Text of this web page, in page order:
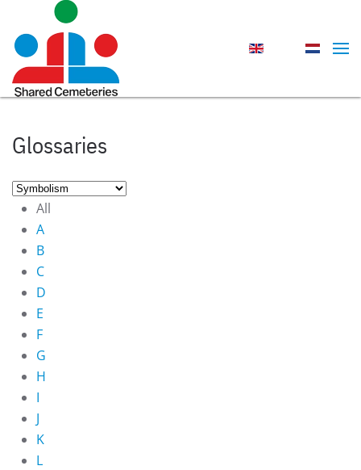
Skip to main content
Glossaries
All
A
B
C
D
E
F
G
H
I
J
K
L